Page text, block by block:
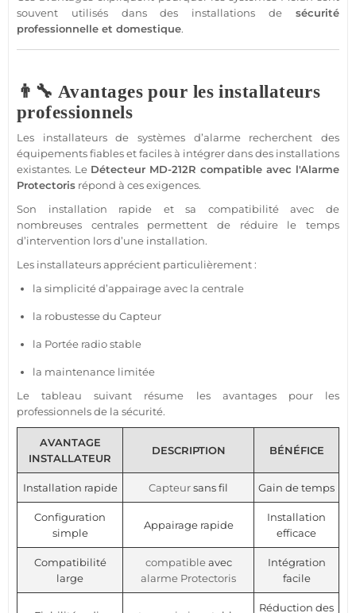
souvent utilisés dans des installations de sécurité
professionnelle et domestique.
👨‍🔧 Avantages pour les installateurs
professionnels
Les installateurs de systèmes d’alarmerecherchent des
équipements fiables et faciles à intégrer dans des installations
existantes. Le Détecteur MD-212R compatible avec l'Alarme
Protectoris répond à ces exigences.
Son installation rapide et sa compatibilité avec de
nombreuses centrales permettent de réduire le temps
d’intervention lors d’une installation.
Les installateurs apprécient particulièrement :
la simplicité d’appairage avec la centrale
la robustesse du Capteur
la Portée radio stable
la maintenance limitée
Le tableau suivant résume les avantages pour les
professionnels de la sécurité.
AVANTAGE
INSTALLATEUR
DESCRIPTION BÉNÉFICE
Installation rapide Capteursans fil Gain de temps
Configuration
simple
Appairage rapide
Installation
efficace
Compatibilité
large
compatibleavec
alarme Protectoris
Intégration
facile
Réduction des